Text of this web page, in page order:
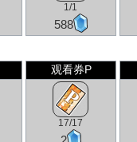
1/1
588
观看券P
17/17